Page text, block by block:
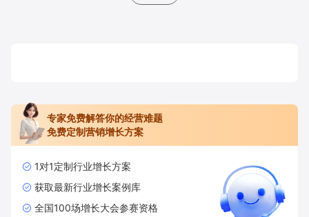
专家免费解答你的经营难题
免费定制营销增长方案
1对1定制行业增长方案
获取最新行业增长案例库
全国100场增长大会参赛资格